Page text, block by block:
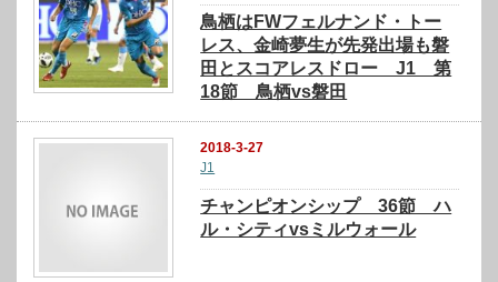
鳥栖はFWフェルナンド・トー
レス、金崎夢生が先発出場も磐
田とスコアレスドロー J1 第
18節 鳥栖vs磐田
2018-3-27
J1
チャンピオンシップ 36節 ハ
ル・シティvsミルウォール